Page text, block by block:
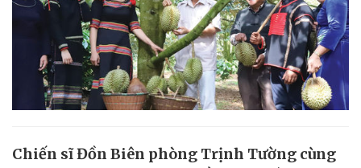
Chiến sĩ Đồn Biên phòng Trịnh Tường cùng